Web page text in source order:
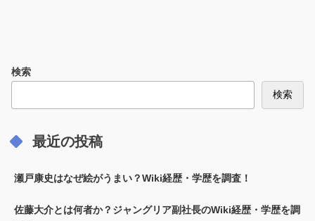
検索
検索
最近の投稿
瀬戸康史はなぜ絵がうまい？Wiki経歴・学歴を調査！
佐藤大介とは何者か？ジャングリア副社長のWiki経歴・学歴を調